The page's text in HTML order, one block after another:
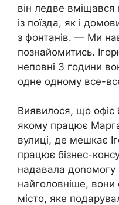
він ледве
із поїзда, як і
з фонтанів. — Ми
познайомитись.
неповні 3 години
одне одному все-
Виявилося, що офіс
якому працює
вулиці, де мешкає
працює бізнес-
надавала
найголовніше,
місто, яке